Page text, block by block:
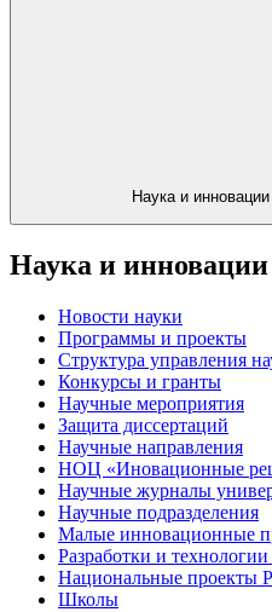
Наука и инновации
Наука и инновации
Новости науки
Программы и проекты
Структура управления
Конкурсы и гранты
Научные мероприятия
Защита диссертаций
Научные направления
НОЦ «Иновационные
Научные журналы
Научные подразделения
Малые инновационные
Разработки и
Национальные проекты
Школы